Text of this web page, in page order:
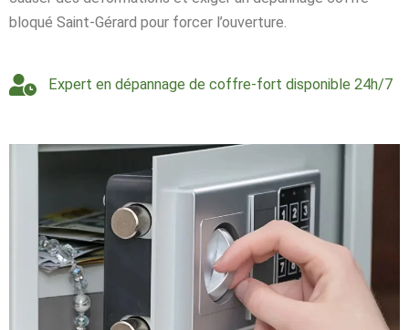
bloqué Saint-Gérard pour forcer l’ouverture.
Expert en dépannage de coffre-fort disponible 24h/7